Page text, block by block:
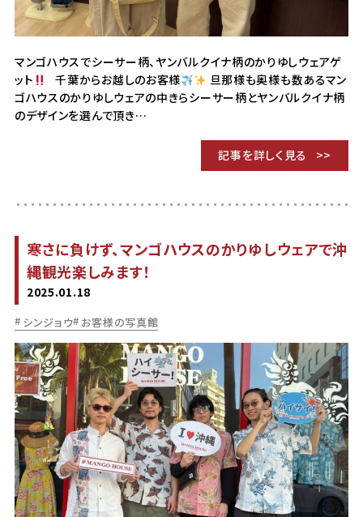
マンゴハウスでシーサー柄、ヤンバルクイナ柄のかりゆしウェアゲ
ット
千葉からお越しのお客様
旦那様も奥様も数あるマン
ゴハウスのかりゆしウェアの中きらシーサー柄とヤンバルクイナ柄
のデザインを選んで頂き…
記事を詳しく見る
寒さに負けず、マンゴハウスのかりゆしウェアで沖
縄観光楽しみます！
2025.01.18
シンジョウ お客様の写真館